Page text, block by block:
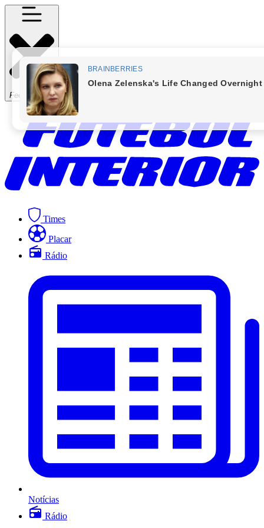
Fechar Menu
Times
Placar
Rádio
Notícias
Rádio